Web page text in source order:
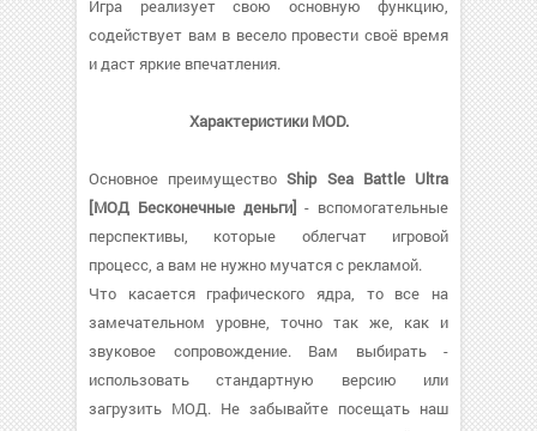
Игра реализует свою основную функцию,
содействует вам в весело провести своё время
и даст яркие впечатления.
Характеристики MOD.
Основное преимуществоShip Sea Battle Ultra
[МОД Бесконечные деньги] - вспомогательные
перспективы, которые облегчат игровой
процесс, а вам не нужно мучатся с рекламой.
Что касается графического ядра, то все на
замечательном уровне, точно так же, как и
звуковое сопровождение. Вам выбирать -
использовать стандартную версию или
загрузить МОД. Не забывайте посещать наш